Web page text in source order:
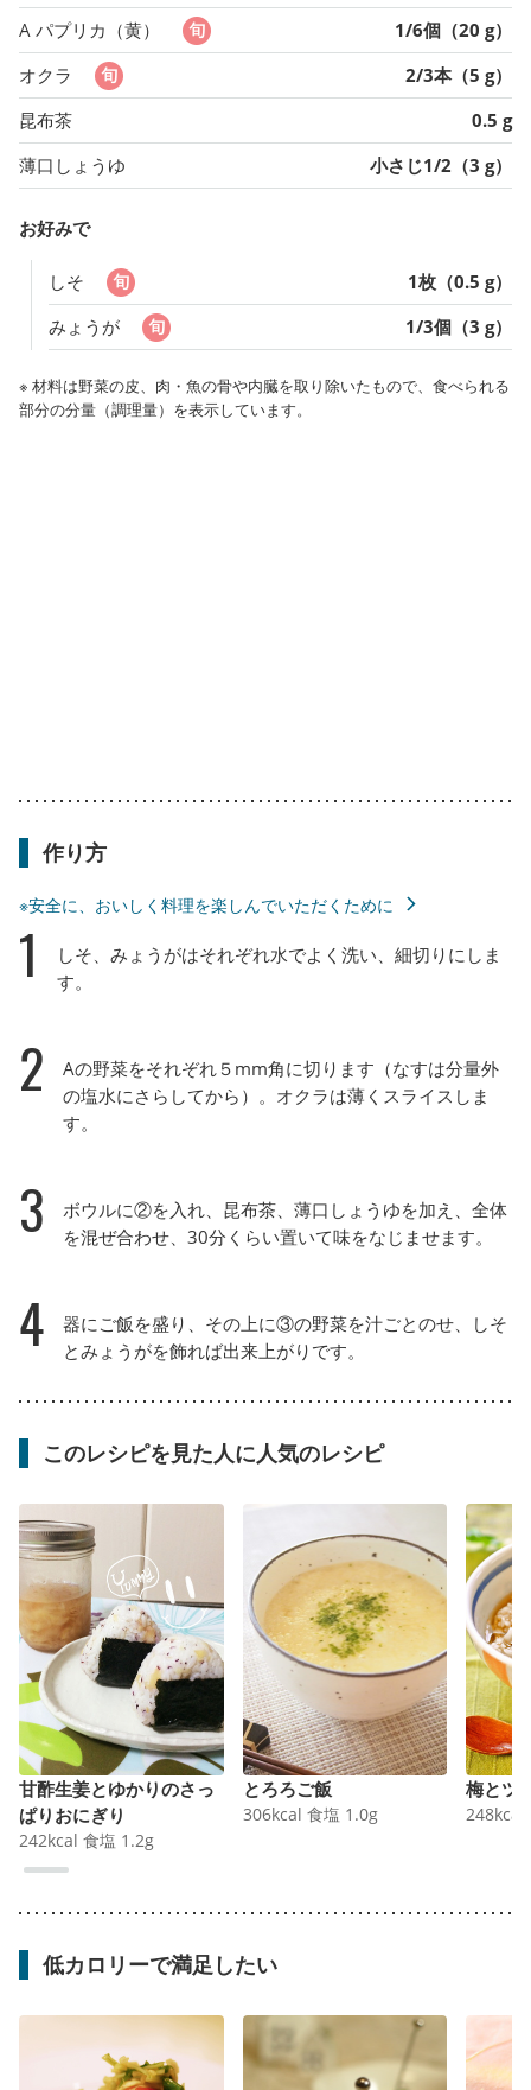
A パプリカ（黄）
1/6個（20 g）
オクラ
2/3本（5 g）
昆布茶
0.5 g
薄口しょうゆ
小さじ1/2（3 g）
お好みで
しそ
1枚（0.5 g）
みょうが
1/3個（3 g）
※ 材料は野菜の皮、肉・魚の骨や内臓を取り除いたもので、食べられる
部分の分量（調理量）を表示しています。
作り方
※安全に、おいしく料理を楽しんでいただくために
1
しそ、みょうがはそれぞれ水でよく洗い、細切りにしま
す。
2
Aの野菜をそれぞれ５mm角に切ります（なすは分量外
の塩水にさらしてから）。オクラは薄くスライスしま
す。
3
ボウルに②を入れ、昆布茶、薄口しょうゆを加え、全体
を混ぜ合わせ、30分くらい置いて味をなじませます。
4
器にご飯を盛り、その上に③の野菜を汁ごとのせ、しそ
とみょうがを飾れば出来上がりです。
このレシピを見た人に人気のレシピ
甘酢生姜とゆかりのさっ
ぱりおにぎり
242kcal 食塩 1.2g
とろろご飯
306kcal 食塩 1.0g
梅とツ
248kcal
低カロリーで満足したい